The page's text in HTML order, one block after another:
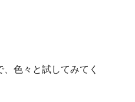
色々と試してみてく